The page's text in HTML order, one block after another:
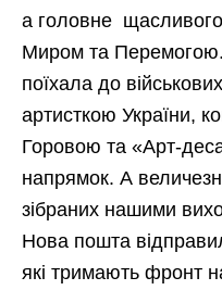
а головне
Миром та Перемогою.
поїхала до
артисткою України,
Горовою та «Арт-
напрямок. А
зібраних нашими
Нова пошта
які тримають фронт